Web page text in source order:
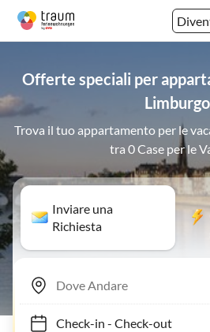
Offerte speciali per
Limburgo
Trova il tuo appartamento per le
tra 0 Case per le
Inviare una
Richiesta
Check-in- Check-out